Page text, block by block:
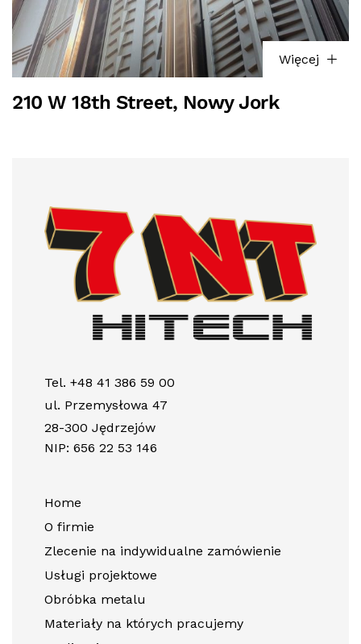
Więcej
210 W 18th Street, Nowy Jork
Tel. +48 41 386 59 00
ul. Przemysłowa 47
28-300 Jędrzejów
NIP: 656 22 53 146
Home
O firmie
Zlecenie na indywidualne zamówienie
Usługi projektowe
Obróbka metalu
Materiały na których pracujemy